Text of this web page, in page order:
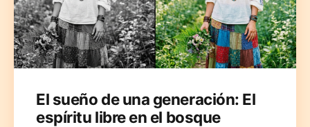
El sueño de una generación: El
espíritu libre en el bosque